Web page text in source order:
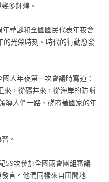
多輝煌。
華誕和全國國民代表年夜會
光榮時刻。時代的行動愈發
人年夜第一次會議時寫道：
來，從礦井來，從海岸的防哨
導人們一路、磋商著國家的年
。
59次參加全國兩會團組審議
言。他們同樣來自田間地